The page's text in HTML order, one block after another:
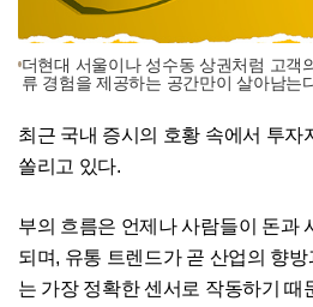
더현대 서울이나 성수동 상권처럼 고객
류 경험을 제공하는 공간만이 살아남
최근 국내 증시의 호황 속에서 투자
쏠리고 있다.
부의 흐름은 언제나 사람들이 돈과
되며, 유통 트렌드가 곧 산업의 향
는 가장 정확한 센서로 작동하기 때